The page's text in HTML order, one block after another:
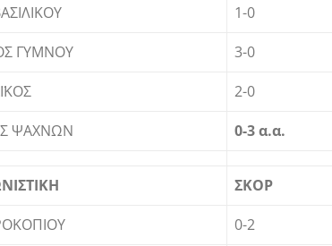
1-0
ΓΥΜΝΟΥ
3-0
2-0
ΨΑΧΝΩΝ 0-3 α.α.
ΣΚΟΡ
0-2